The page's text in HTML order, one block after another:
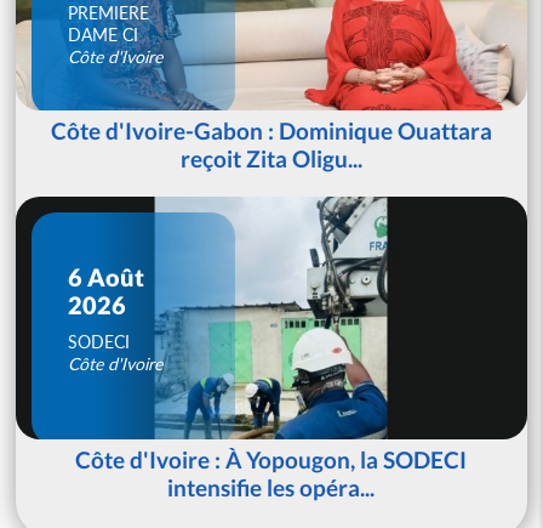
PREMIERE
DAME CI
Côte d'Ivoire
Côte d'Ivoire-Gabon : Dominique Ouattara
reçoit Zita Oligu...
6 Août
2026
SODECI
Côte d'Ivoire
Côte d'Ivoire : À Yopougon, la SODECI
intensifie les opéra...